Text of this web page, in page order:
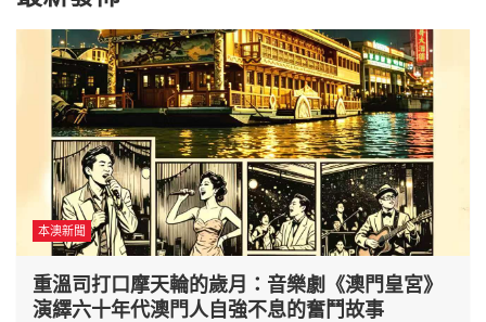
本澳新聞
重溫司打口摩天輪的歲月：音樂劇《澳門皇宮》
演繹六十年代澳門人自強不息的奮鬥故事